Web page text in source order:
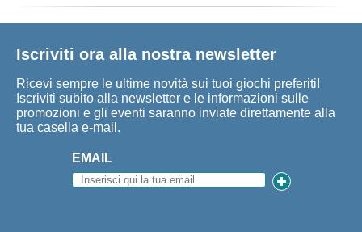
Iscriviti ora alla nostra newsletter
Ricevi sempre le ultime novità sui tuoi giochi preferiti!
Iscriviti subito alla newsletter e le informazioni sulle
promozioni e gli eventi saranno inviate direttamente alla
tua casella e-mail.
EMAIL